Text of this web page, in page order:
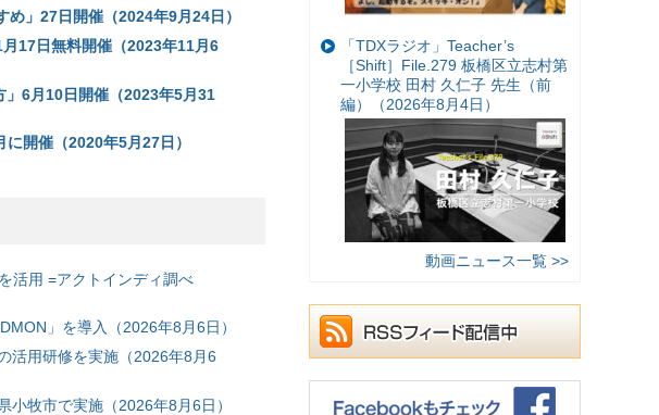
」27日開催（2024年9月24日）
17日無料開催（2023年11月6
6月10日開催（2023年5月31
開催（2020年5月27日）
活用 =アクトインディ調べ
」を導入（2026年8月6日）
活用研修を実施（2026年8月6
牧市で実施（2026年8月6日）
「TDXラジオ」Teacher’s
［Shift］File.279 板橋区立志村第
一小学校 田村 久仁子 先生（前
編）（2026年8月4日）
動画ニュース一覧 >>